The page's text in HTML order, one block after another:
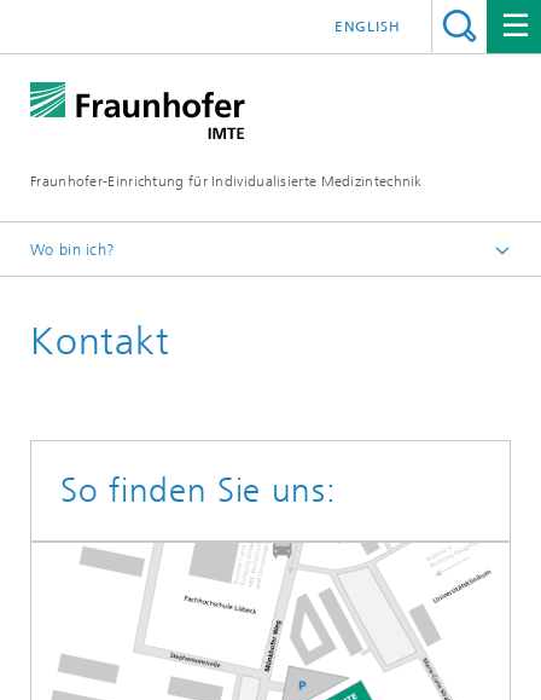
Fraunhofer-Einrichtung für Individualisierte Medizintechnik
ENGLISH
Wo bin ich?
Kontakt
So finden Sie uns: